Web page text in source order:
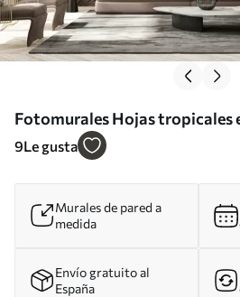
Fotomurales Hojas tropicales
u95674
9Le gusta
Murales de pared a
medida
Envío gratuito al
España